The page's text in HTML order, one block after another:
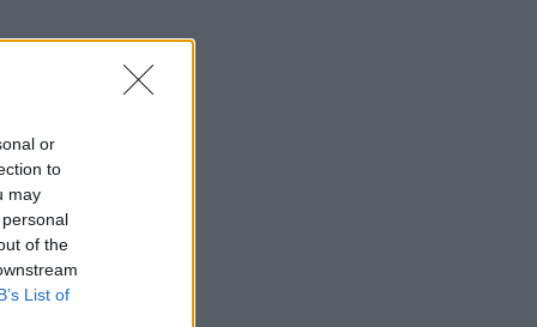
or
to
may
of the
List of
Γλοιοβλάστωμα: Νέο «παράθυρο» για πιο
αποτελεσματική χημειοθεραπεία μετά το
χειρουργείο